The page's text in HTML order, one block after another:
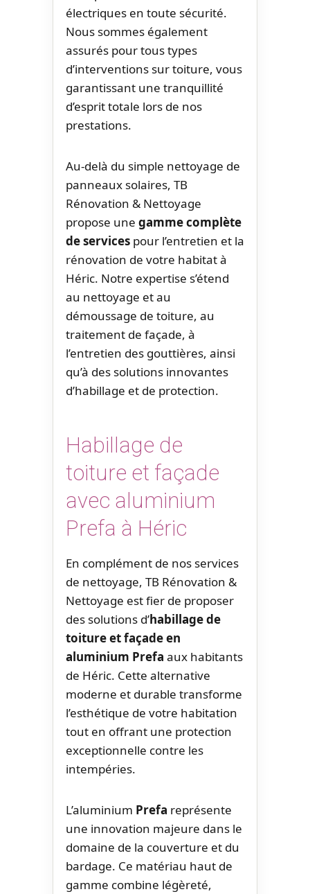
électriques en toute sécurité.
Nous sommes également
assurés pour tous types
d’interventions sur toiture, vous
garantissant une tranquillité
d’esprit totale lors de nos
prestations.
Au-delà du simple nettoyage de
panneaux solaires, TB
Rénovation & Nettoyage
propose une gamme complète
de services pour l’entretien et la
rénovation de votre habitat à
Héric. Notre expertise s’étend
au nettoyage et au
démoussage de toiture, au
traitement de façade, à
l’entretien des gouttières, ainsi
qu’à des solutions innovantes
d’habillage et de protection.
Habillage de
toiture et façade
avec aluminium
Prefa à Héric
En complément de nos services
de nettoyage, TB Rénovation &
Nettoyage est fier de proposer
des solutions d’habillage de
toiture et façade en
aluminium Prefa aux habitants
de Héric. Cette alternative
moderne et durable transforme
l’esthétique de votre habitation
tout en offrant une protection
exceptionnelle contre les
intempéries.
L’aluminium Prefa représente
une innovation majeure dans le
domaine de la couverture et du
bardage. Ce matériau haut de
gamme combine légèreté,